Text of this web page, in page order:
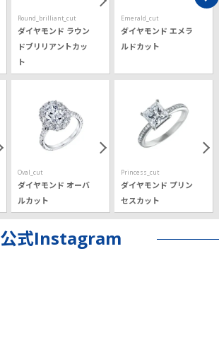
Round_brilliant_cut
ダイヤモンド ラウン
ドブリリアントカッ
ト
Emerald_cut
ダイヤモンド エメラ
ルドカット
Oval_cut
ダイヤモンド オーバ
ルカット
Princess_cut
ダイヤモンド プリン
セスカット
公式Instagram